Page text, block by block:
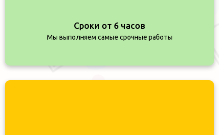
Сроки от 6 часов
Мы выполняем самые срочные работы